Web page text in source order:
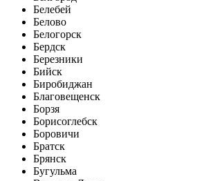
Белебей
Белово
Белогорск
Бердск
Березники
Бийск
Биробиджан
Благовещенск
Борзя
Борисоглебск
Боровичи
Братск
Брянск
Бугульма